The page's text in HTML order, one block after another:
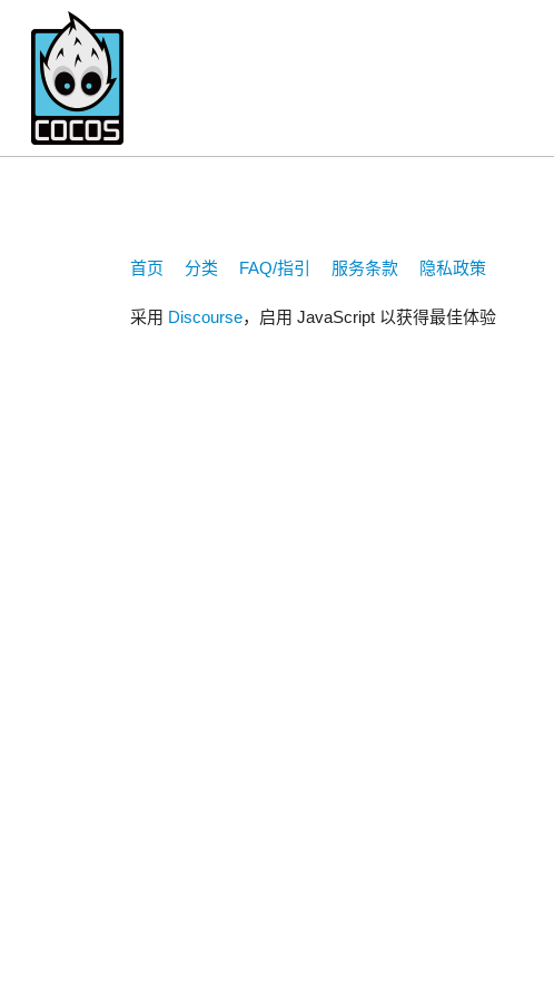
首页 分类 FAQ/指引 服务条款 隐私政策
采用 Discourse，启用 JavaScript 以获得最佳体验